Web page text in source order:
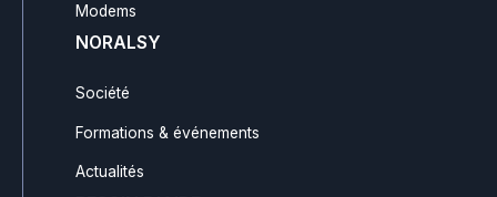
Modems
NORALSY
Société
Formations & événements
Actualités